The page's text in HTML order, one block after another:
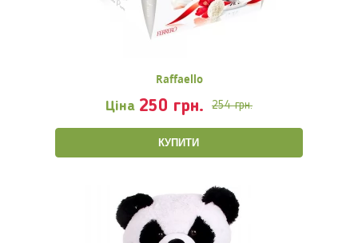
Raffaello
Ціна 250 грн. 254 грн.
КУПИТИ